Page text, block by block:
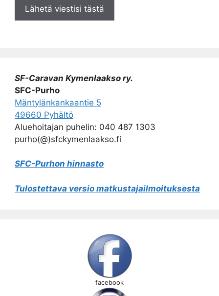
SF-Caravan Kymenlaakso ry.
SFC-Purho
Mäntylänkankaantie 5
49660 Pyhältö
Aluehoitajan puhelin: 040 487 1303
purho(@)sfckymenlaakso.fi
SFC-Purhon hinnasto
Tulostettava versio matkustajailmoituksesta
facebook